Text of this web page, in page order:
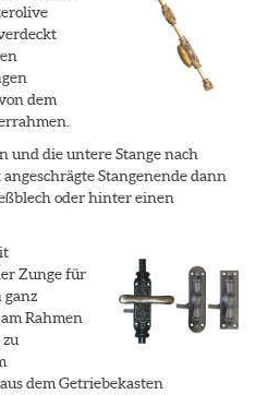
dem
und die untere Stange nach
Stangenende dann
oder hinter einen
Zunge für
ganz
Rahmen
dem Getriebekasten